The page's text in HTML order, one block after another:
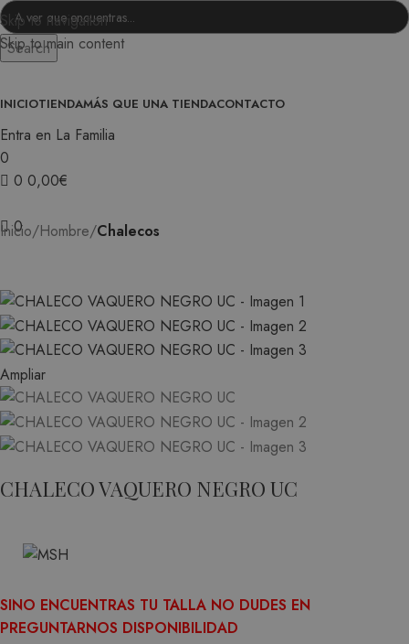
Skip to navigation
Skip to main content
Search
INICIOTIENDAMÁS QUE UNA TIENDACONTACTO
Entra en La Familia
0
0 0,00€
0
Inicio Hombre Chalecos
Ampliar
CHALECO VAQUERO NEGRO UC
SINO ENCUENTRAS TU TALLA NO DUDES EN
PREGUNTARNOS DISPONIBILIDAD